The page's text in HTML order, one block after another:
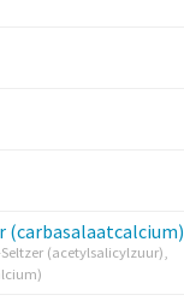
(carbasalaatcalcium)
(acetylsalicylzuur),